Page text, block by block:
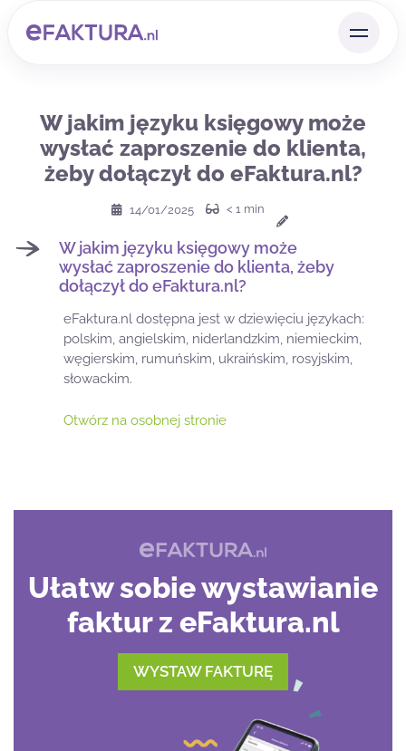
W jakim języku księgowy może
wysłać zaproszenie do klienta,
żeby dołączył do eFaktura.nl?
14/01/2025 < 1 min
W jakim języku księgowy może
wysłać zaproszenie do klienta, żeby
dołączył do eFaktura.nl?
eFaktura.nl dostępna jest w dziewięciu językach:
polskim, angielskim, niderlandzkim, niemieckim,
węgierskim, rumuńskim, ukraińskim, rosyjskim,
słowackim.
Otwórz na osobnej stronie
Ułatw sobie wystawianie
faktur z eFaktura.nl
WYSTAW FAKTURĘ